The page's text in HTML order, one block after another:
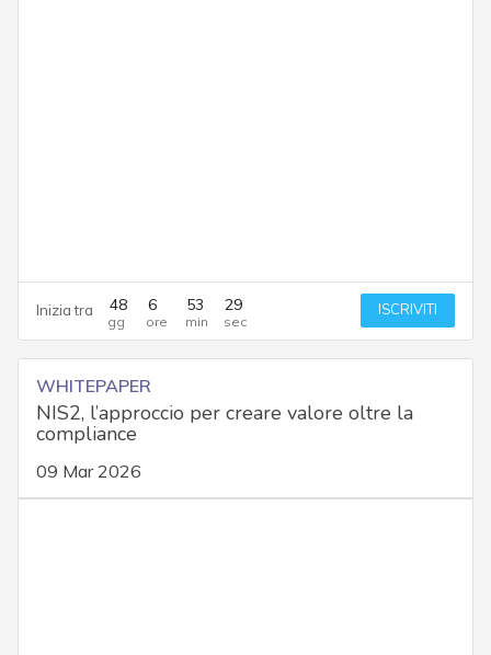
Inizia tra 48 6 53 28 ISCRIVITI
WHITEPAPER
NIS2, l’approccio per creare valore oltre la
compliance
09 Mar 2026